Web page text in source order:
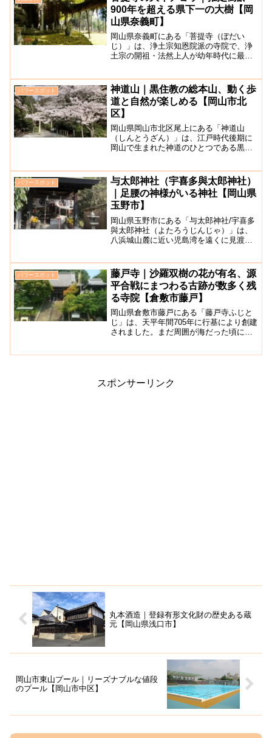
寺と豊原北島神社の両方をお...
900年を超える県下一の大樹【岡
山県奈義町】
岡山県奈義町にある「菩提寺（ぼだい
じ）」は、浄土宗知恩院派の寺院で、浄
土宗の開祖・法然上人が幼年時代に最初
るという那岐山の中腹、標高650mのとこ
ろにあります。境内にそ...
パワースポット
神道山｜黒住教の総本山、動く歩
道と自然が楽しめる【岡山市北
区】
岡山県岡山市北区尾上にある「神道山
（しんとうざん）」は、江戸時代後期に
岡山で生まれた神道のひとつである黒住
秋には紅葉を楽しめる自然豊かな山で
す。信者以外の方々も見...
パワースポット
与太郎神社（宇喜多與太郎神社）
｜足腰の神様がいる神社【岡山県
玉野市】
岡山県玉野市にある「与太郎神社/宇喜多
與太郎神社（よたろうじんじゃ）」は、
八浜城山麓に近い児島湾を遠くに見渡せ
参拝者が訪れている神社です。神社に祀
られている与太郎は...
パワースポット
藤戸寺｜沙羅双樹の花が有名、源
平合戦にまつわる古跡が数多く残
る寺院【倉敷市藤戸】
岡山県倉敷市藤戸にある「藤戸寺ふじと
じ」は、天平年間705年に行基により創建
されました。まだ周囲が海だった頃に千
スポンサーリンク
丸本酒造｜登録有形文化財の歴史ある蔵
元【岡山県浅口市】
岡山市東山プール｜リーズナブルな値段
のプール【岡山市中区】